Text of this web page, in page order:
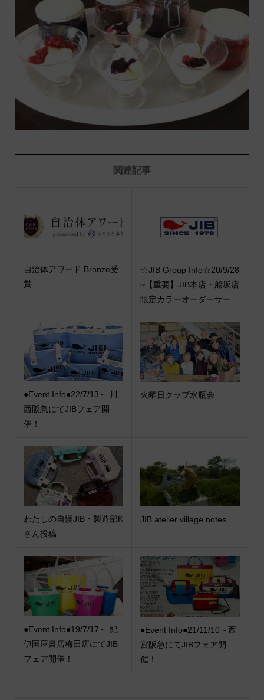
関連記事
自治体アワード Bronze受
賞
☆JIB Group Info☆20/9/28
~【重要】JIB本店・船坂店
限定カラーオーダーサー...
●Event Info●22/7/13～ 川
西阪急にてJIBフェア開
催！
火曜日クラブ水瓶会
わたしの自慢JIB・製造部K
さん投稿
JIB atelier village notes
●Event Info●19/7/17～ 紀
伊国屋書店梅田店にてJIB
フェア開催！
●Event Info●21/11/10～西
宮阪急にてJIBフェア開
催！